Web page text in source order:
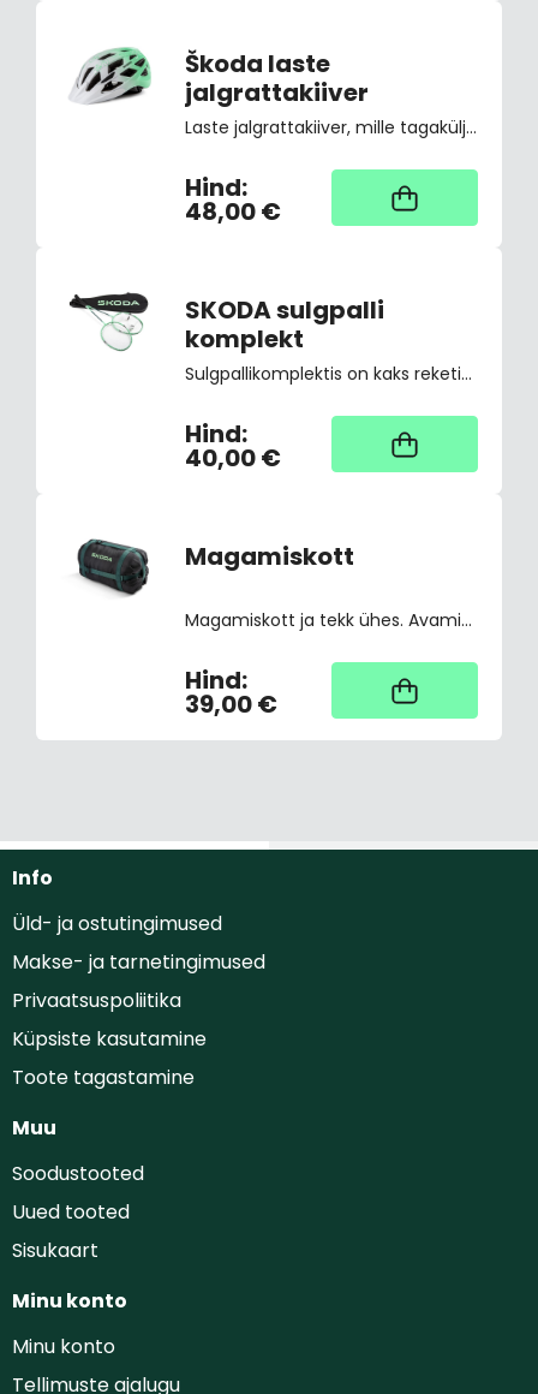
Škoda laste
jalgrattakiiver
Laste jalgrattakiiver, mille tagaküljel on LED-vilkuv tuli. LED-valgustit saab ühe käega sisse ja välja lülitada ilma kiivrit eemaldamata. Kiiver vastab Euroopa ohutusstandardile CE EN 1078. Suurus: S 52-56 cm. Kaal: 267 g.
Hind:
48,00 €
Kaup tootja laos,
tarne üldjuhul 4
tööpäeva
SKODA sulgpalli
komplekt
Sulgpallikomplektis on kaks reketit, ning kaks valget sulgpalli. Kogu komplekt on praktilises kandekotis.
Hind:
40,00 €
Kaup tootja laos,
tarne üldjuhul 4
tööpäeva
Magamiskott
Magamiskott ja tekk ühes. Avamine kahesuunalise tõmblukuga ja kahe tõmblukuga paremal küljel ja all. Temperatuur: Äärmuslik: +1 °C, piir: +11 °C, Mugavus: +15 °C. Materjal: 100% polüester, Mõõdud: 220 x 90 cm, Kaal: 1,508 kg,
Hind:
39,00 €
Kaup tootja laos,
tarne üldjuhul 4
tööpäeva
Info
Üld- ja ostutingimused
Makse- ja tarnetingimused
Privaatsuspoliitika
Küpsiste kasutamine
Toote tagastamine
Muu
Soodustooted
Uued tooted
Sisukaart
Minu konto
Minu konto
Tellimuste ajalugu